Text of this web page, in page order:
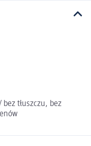
tłuszczu, bez